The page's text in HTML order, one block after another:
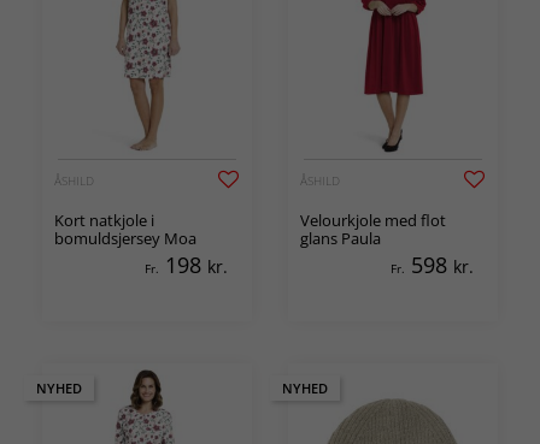
ÅSHILD
Kort natkjole i
bomuldsjersey Moa
Fr. 198 kr.
ÅSHILD
Velourkjole med flot
glans Paula
Fr. 598 kr.
NYHED NYHED